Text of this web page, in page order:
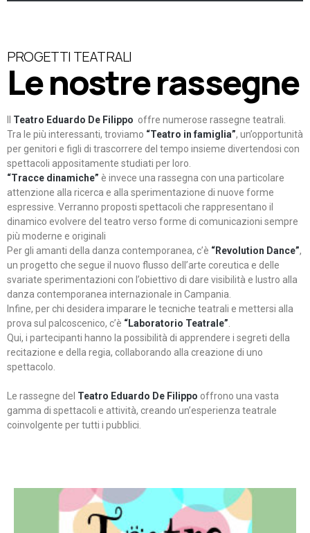
PROGETTI TEATRALI
Le nostre rassegne
Teatro Eduardo De Filippo offre numerose rassegne teatrali.
Tra le più interessanti, troviamo “Teatro in famiglia”, un’opportunità
per genitori e figli di trascorrere del tempo insieme divertendosi con
spettacoli appositamente studiati per loro.
“Tracce dinamiche” è invece una rassegna con una particolare
attenzione alla ricerca e alla sperimentazione di nuove forme
espressive. Verranno proposti spettacoli che rappresentano il
dinamico evolvere del teatro verso forme di comunicazioni sempre
più moderne e originali
Per gli amanti della danza contemporanea, c’è “Revolution Dance”,
un progetto che segue il nuovo flusso dell’arte coreutica e delle
svariate sperimentazioni con l’obiettivo di dare visibilità e lustro alla
danza contemporanea internazionale in Campania.
Infine, per chi desidera imparare le tecniche teatrali e mettersi alla
prova sul palcoscenico, c’è “Laboratorio Teatrale”
Qui, i partecipanti hanno la possibilità di apprendere i segreti della
recitazione e della regia, collaborando alla creazione di uno
spettacolo.
Le rassegne del Teatro Eduardo De Filippo offrono una vasta
gamma di spettacoli e attività, creando un’esperienza teatrale
coinvolgente per tutti i pubblici.